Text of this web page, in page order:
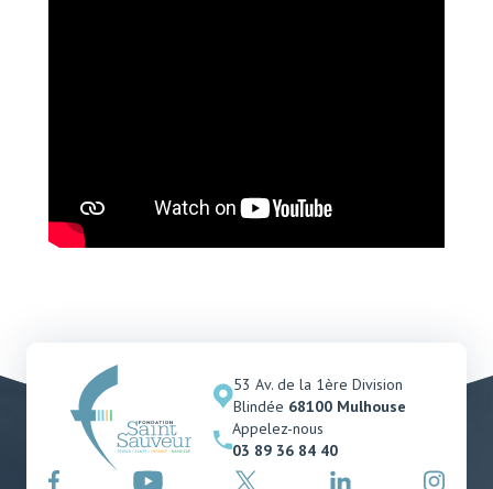
53 Av. de la 1ère Division
Blindée 68100 Mulhouse
Appelez-nous
03 89 36 84 40